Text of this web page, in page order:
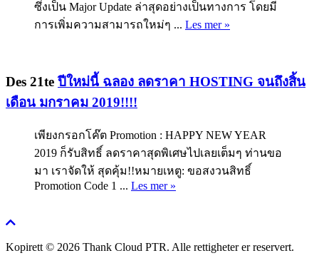
ซึ่งเป็น Major Update ล่าสุดอย่างเป็นทางการ โดยมี
การเพิ่มความสามารถใหม่ๆ ... Les mer »
Des 21teปีใหม่นี้ ฉลอง ลดราคา HOSTING จนถึงสิ้น
เดือน มกราคม 2019!!!!
เพียงกรอกโค๊ต Promotion : HAPPY NEW YEAR
2019 ก็รับสิทธิ์ ลดราคาสุดพิเศษไปเลยเต็มๆ ท่านขอ
มา เราจัดให้ สุดคุ้ม!!หมายเหตู: ขอสงวนสิทธิ์
Promotion Code 1 ... Les mer »
Kopirett © 2026 Thank Cloud PTR. Alle rettigheter er reservert.